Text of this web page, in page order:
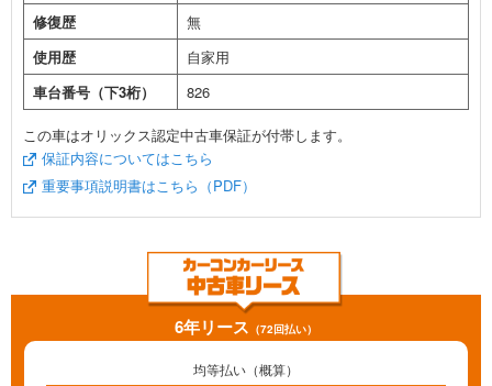
修復歴
無
使用歴
自家用
車台番号（下3桁）
826
この車はオリックス認定中古車保証が付帯します。
保証内容についてはこちら
重要事項説明書はこちら（PDF）
6年リース （72回払い）
均等払い（概算）